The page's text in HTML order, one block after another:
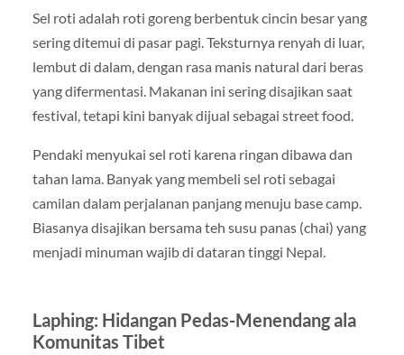
Sel roti adalah roti goreng berbentuk cincin besar yang
sering ditemui di pasar pagi. Teksturnya renyah di luar,
lembut di dalam, dengan rasa manis natural dari beras
yang difermentasi. Makanan ini sering disajikan saat
festival, tetapi kini banyak dijual sebagai street food.
Pendaki menyukai sel roti karena ringan dibawa dan
tahan lama. Banyak yang membeli sel roti sebagai
camilan dalam perjalanan panjang menuju base camp.
Biasanya disajikan bersama teh susu panas (chai) yang
menjadi minuman wajib di dataran tinggi Nepal.
Laphing: Hidangan Pedas-Menendang ala
Komunitas Tibet